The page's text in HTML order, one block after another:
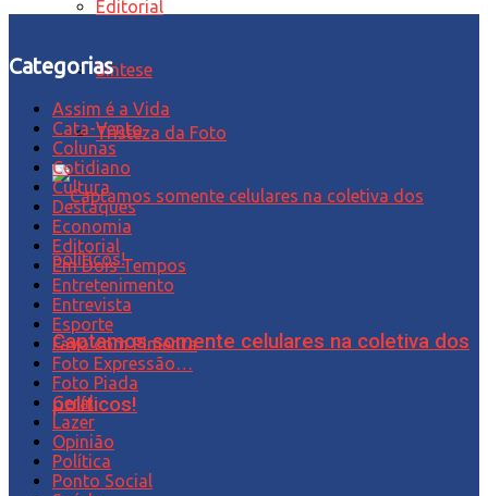
Editorial
Síntese
Tristeza da Foto
Captamos somente celulares na coletiva dos
políticos!
Categorias
Assim é a Vida
Cata-Vento
Colunas
Cotidiano
Cultura
Destaques
Economia
Editorial
Em Dois Tempos
Entretenimento
Entrevista
Esporte
Favo com Pimenta
Foto Expressão…
Foto Piada
Geral
Lazer
Opinião
Política
Ponto Social